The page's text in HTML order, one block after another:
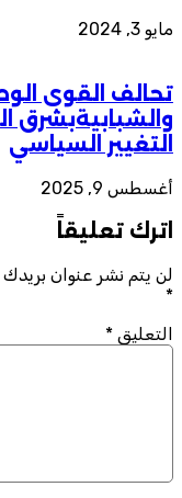
مايو 3, 2024
تحالف القوى
والشبابيةبشرق
التغيير السياسي
أغسطس 9, 2025
اترك تعليقاً
لن يتم نشر عنوان بريدك
*
التعليق *